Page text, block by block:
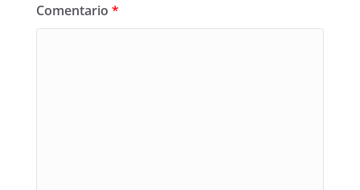
Comentario *